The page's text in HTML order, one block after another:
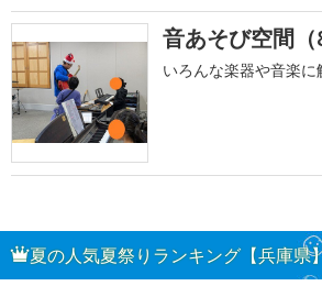
音あそび空間（
いろんな楽器や音楽に
夏の人気夏祭りランキング【兵庫県